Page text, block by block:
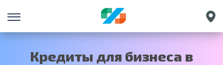
Санкт-Петербург
Кредиты для бизнеса в